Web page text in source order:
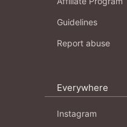
Guidelines
Report abuse
Everywhere
Instagram